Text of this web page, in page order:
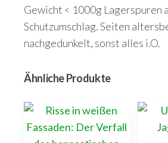
Gewicht < 1000g Lagerspuren
Schutzumschlag. Seiten
nachgedunkelt, sonst alles i.O.
Ähnliche Produkte